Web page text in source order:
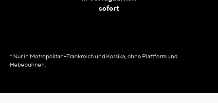
sofort
* Nur in Metropolitan-Frankreich und Korsika, ohne Plattform und
Hebebühnen.